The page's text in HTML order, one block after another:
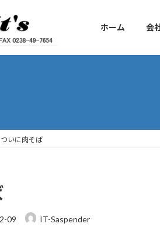
ホーム 会
ついに肉そば
09 IT-Saspender